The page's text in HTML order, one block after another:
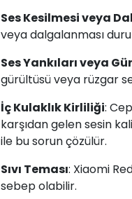
Ses Kesilmesi veya
veya dalgalanması
Ses Yankıları veya
gürültüsü veya rüzgar
İç Kulaklık Kirliliği:
karşıdan gelen sesin
ile bu sorun çözülür.
Sıvı Teması: Xiaomi
sebep olabilir.